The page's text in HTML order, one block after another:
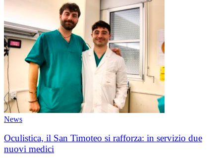
News
Oculistica, il San Timoteo si rafforza: in servizio due
nuovi medici